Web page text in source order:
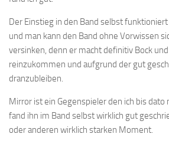
Der Einstieg in den Band selbst
und man kann den Band ohne Vorwissen
versinken, denn er macht definitiv Bock
reinzukommen und aufgrund der gut
dranzubleiben.
Mirror ist ein Gegenspieler den ich bis dato
fand ihn im Band selbst wirklich gut
oder anderen wirklich starken Moment.